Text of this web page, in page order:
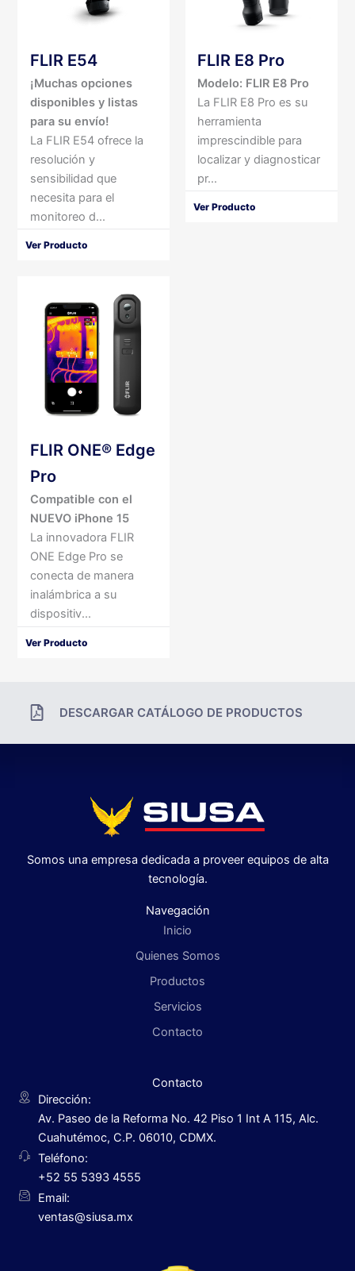
FLIR E54
¡Muchas opciones
disponibles y listas
para su envío!
La FLIR E54 ofrece la
resolución y
sensibilidad que
necesita para el
monitoreo d...
Ver Producto
FLIR E8 Pro
Modelo: FLIR E8 Pro
La FLIR E8 Pro es su
herramienta
imprescindible para
localizar y diagnosticar
pr...
Ver Producto
FLIR ONE® Edge
Pro
Compatible con el
NUEVO iPhone 15
La innovadora FLIR
ONE Edge Pro se
conecta de manera
inalámbrica a su
dispositiv...
Ver Producto
DESCARGAR CATÁLOGO DE PRODUCTOS
Somos una empresa dedicada a proveer equipos de alta
tecnología.
Navegación
Inicio
Quienes Somos
Productos
Servicios
Contacto
Contacto
Dirección:
Av. Paseo de la Reforma No. 42 Piso 1 Int A 115, Alc.
Cuahutémoc, C.P. 06010, CDMX.
Teléfono:
+52 55 5393 4555
Email:
ventas@siusa.mx